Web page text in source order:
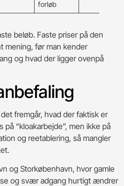
forløb
beløb. Faste priser på den
mening, før man kender
og hvad der ligger ovenpå
fremgår, hvad der faktisk er
“kloakarbejde”, men ikke på
og reetablering, så mangler
og Storkøbenhavn, hvor gamle
og svær adgang hurtigt ændrer